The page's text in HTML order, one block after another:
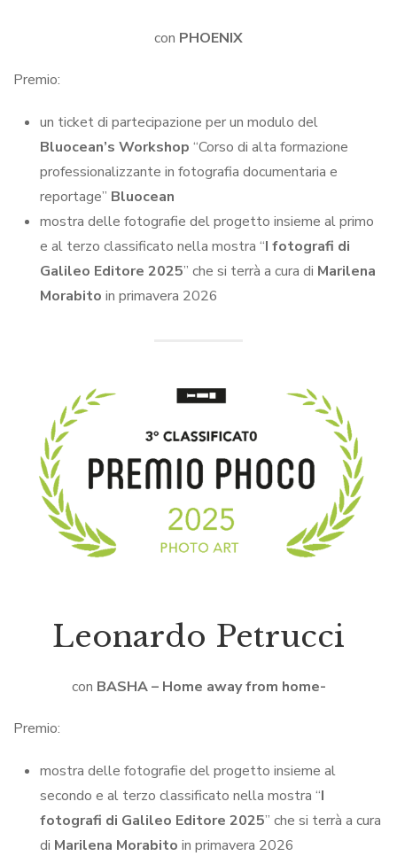
con PHOENIX
Premio:
un ticket di partecipazione per un modulo del
Bluocean’s Workshop “Corso di alta formazione
professionalizzante in fotografia documentaria e
reportage” Bluocean
mostra delle fotografie del progetto insieme al primo
e al terzo classificato nella mostra “I fotografi di
Galileo Editore 2025” che si terrà a cura di Marilena
Morabito in primavera 2026
Leonardo Petrucci
con BASHA – Home away from home-
Premio:
mostra delle fotografie del progetto insieme al
secondo e al terzo classificato nella mostra “I
fotografi di Galileo Editore 2025” che si terrà a cura
di Marilena Morabito in primavera 2026